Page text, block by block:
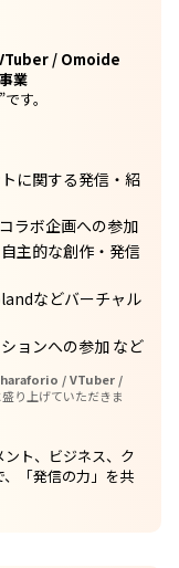
/ Omoide
業
す。
に関する発信・紹
ラボ企画への参加
主的な創作・発信
などバーチャル
ョンへの参加 など
/ VTuber /
り上げていただきま
ト、ビジネス、ク
「発信の力」を共